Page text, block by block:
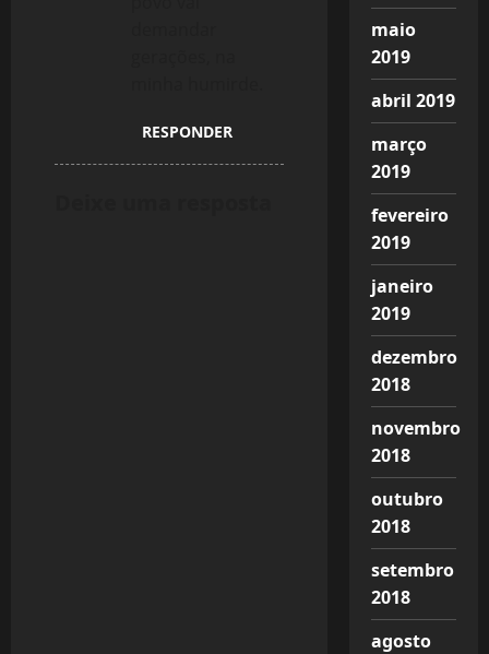
RESPONDER
maio
2019
abril 2019
março
2019
fevereiro
2019
janeiro
2019
dezembro
2018
novembro
2018
outubro
2018
setembro
2018
agosto